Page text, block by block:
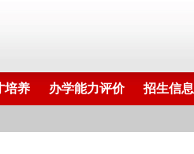
培养 办学能力评价 招生信息